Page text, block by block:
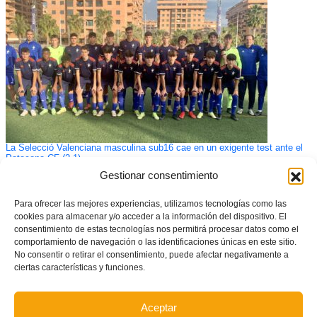
Gestionar consentimiento
Para ofrecer las mejores experiencias, utilizamos tecnologías como las
cookies para almacenar y/o acceder a la información del dispositivo. El
consentimiento de estas tecnologías nos permitirá procesar datos como el
comportamiento de navegación o las identificaciones únicas en este sitio.
No consentir o retirar el consentimiento, puede afectar negativamente a
ciertas características y funciones.
Aceptar
La Selecció Valenciana masculina sub16 cae en un exigente test ante el
Patacona CF (2-1)